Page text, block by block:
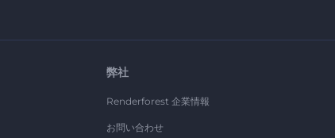
弊社
Renderforest 企業情報
お問い合わせ